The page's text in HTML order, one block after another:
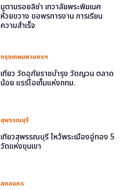
มูตามรอยลิซ่า เทวาลัยพระพิฆเนศ
ห้วยขวาง ขอพรการงาน การเรียน
ความสำเร็จ
กรุงเทพมหานครฯ
เที่ยว วัดอุภัยราชบำรุง วัดญวน ตลาด
น้อย แรร์ไอเท็มแห่งกทม.
สุพรรณบุรี
เที่ยวสุพรรณบุรี ไหว้พระเมืองอู่ทอง 5
วัดแห่งขุนเขา
สกลนคร